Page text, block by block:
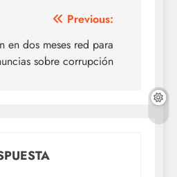
Previous:
en dos meses red para
sobre corrupción